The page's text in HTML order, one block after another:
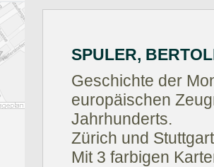
SPULER,
Geschichte der
europäischen
Jahrhunderts.
Zürich und
Mit 3 farbigen